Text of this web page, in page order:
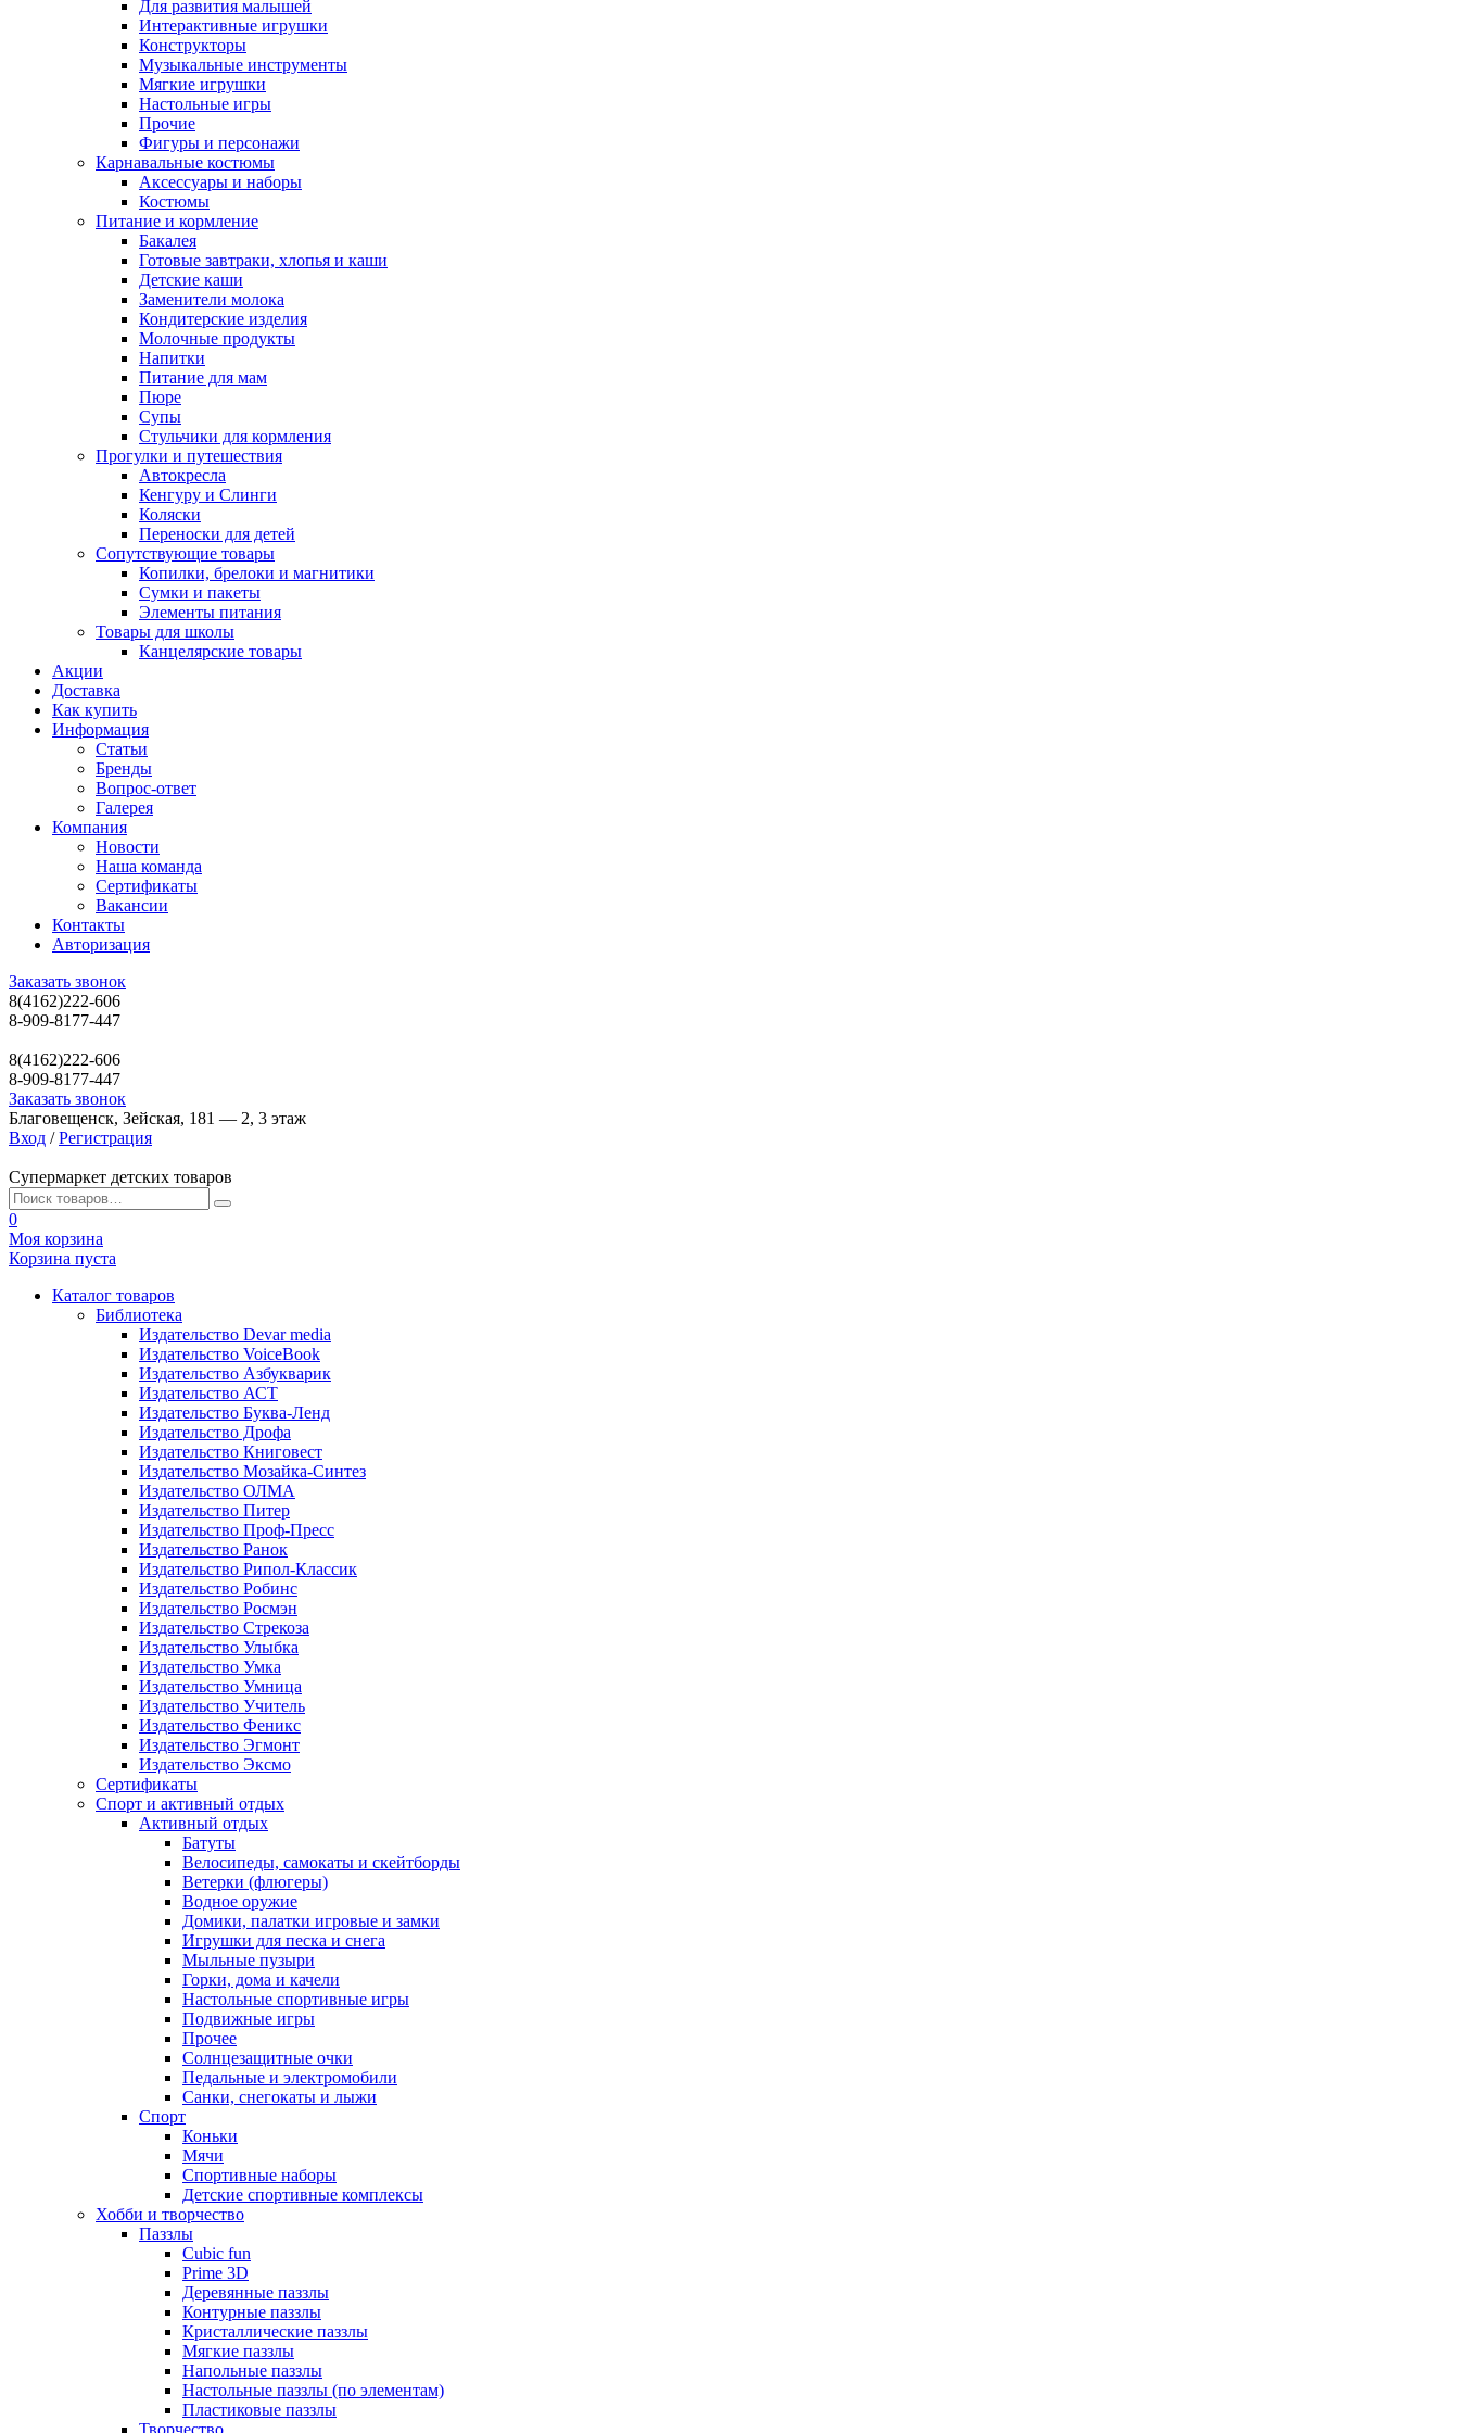
Для развития малышей
Интерактивные игрушки
Конструкторы
Музыкальные инструменты
Мягкие игрушки
Настольные игры
Прочие
Фигуры и персонажи
Карнавальные костюмы
Аксессуары и наборы
Костюмы
Питание и кормление
Бакалея
Готовые завтраки, хлопья и каши
Детские каши
Заменители молока
Кондитерские изделия
Молочные продукты
Напитки
Питание для мам
Пюре
Супы
Стульчики для кормления
Прогулки и путешествия
Автокресла
Кенгуру и Слинги
Коляски
Переноски для детей
Сопутствующие товары
Копилки, брелоки и магнитики
Сумки и пакеты
Элементы питания
Товары для школы
Канцелярские товары
Акции
Доставка
Как купить
Информация
Статьи
Бренды
Вопрос-ответ
Галерея
Компания
Новости
Наша команда
Сертификаты
Вакансии
Контакты
Авторизация
Заказать звонок
8(4162)222-606
8-909-8177-447
8(4162)222-606
8-909-8177-447
Заказать звонок
Благовещенск, Зейская, 181 — 2, 3 этаж
Вход / Регистрация
Супермаркет детских товаров
0
Моя корзина
Корзина пуста
Каталог товаров
Библиотека
Издательство Devar media
Издательство VoiceBook
Издательство Азбукварик
Издательство АСТ
Издательство Буква-Ленд
Издательство Дрофа
Издательство Книговест
Издательство Мозайка-Синтез
Издательство ОЛМА
Издательство Питер
Издательство Проф-Пресс
Издательство Ранок
Издательство Рипол-Классик
Издательство Робинс
Издательство Росмэн
Издательство Стрекоза
Издательство Улыбка
Издательство Умка
Издательство Умница
Издательство Учитель
Издательство Феникс
Издательство Эгмонт
Издательство Эксмо
Сертификаты
Спорт и активный отдых
Активный отдых
Батуты
Велосипеды, самокаты и скейтборды
Ветерки (флюгеры)
Водное оружие
Домики, палатки игровые и замки
Игрушки для песка и снега
Мыльные пузыри
Горки, дома и качели
Настольные спортивные игры
Подвижные игры
Прочее
Солнцезащитные очки
Педальные и электромобили
Санки, снегокаты и лыжи
Спорт
Коньки
Мячи
Спортивные наборы
Детские спортивные комплексы
Хобби и творчество
Паззлы
Cubic fun
Prime 3D
Деревянные паззлы
Контурные паззлы
Кристаллические паззлы
Мягкие паззлы
Напольные паззлы
Настольные паззлы (по элементам)
Пластиковые паззлы
Творчество